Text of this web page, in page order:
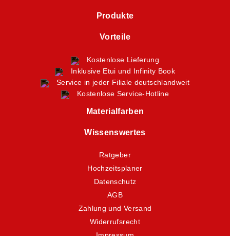
Produkte
Vorteile
Kostenlose Lieferung
Inklusive Etui und Infinity Book
Service in jeder Filiale deutschlandweit
Kostenlose Service-Hotline
Materialfarben
Wissenswertes
Ratgeber
Hochzeitsplaner
Datenschutz
AGB
Zahlung und Versand
Widerrufsrecht